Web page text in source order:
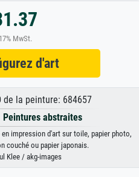
MwSt.
d'art
la peinture: 684657
Peintures abstraites
en impression d'art sur toile, papier photo,
couché ou papier japonais.
Klee / akg-images